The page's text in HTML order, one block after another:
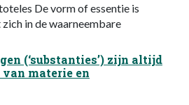
De vorm of essentie is
in de waarneembare
(‘substanties’) zijn altijd
materie en